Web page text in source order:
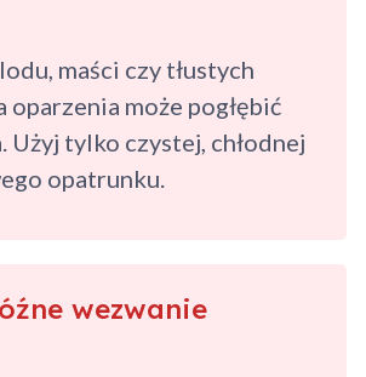
maści czy tłustych
oparzenia może pogłębić
Użyj tylko czystej, chłodnej
opatrunku.
wezwanie